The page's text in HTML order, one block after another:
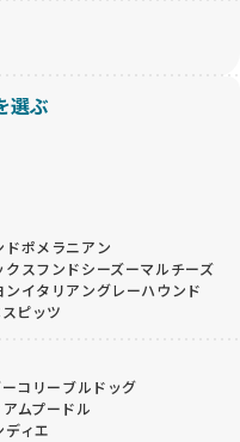
選ぶ
ドポメラニアン
クスフンドシーズーマルチーズ
ンイタリアングレーハウンド
ピッツ
コリーブルドッグ
アムプードル
ディエ